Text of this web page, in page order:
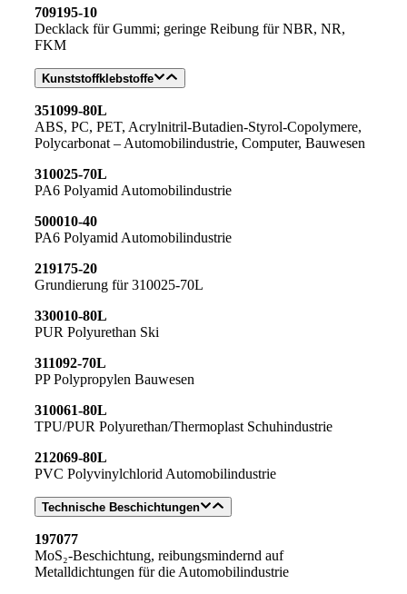
709195-10
Decklack für Gummi; geringe Reibung für NBR, NR,
FKM
Kunststoffklebstoffe
351099-80L
ABS, PC, PET, Acrylnitril-Butadien-Styrol-Copolymere,
Polycarbonat – Automobilindustrie, Computer, Bauwesen
310025-70L
PA6 Polyamid Automobilindustrie
500010-40
PA6 Polyamid Automobilindustrie
219175-20
Grundierung für 310025-70L
330010-80L
PUR Polyurethan Ski
311092-70L
PP Polypropylen Bauwesen
310061-80L
TPU/PUR Polyurethan/Thermoplast Schuhindustrie
212069-80L
PVC Polyvinylchlorid Automobilindustrie
Technische Beschichtungen
197077
MoS₂-Beschichtung, reibungsmindernd auf
Metalldichtungen für die Automobilindustrie